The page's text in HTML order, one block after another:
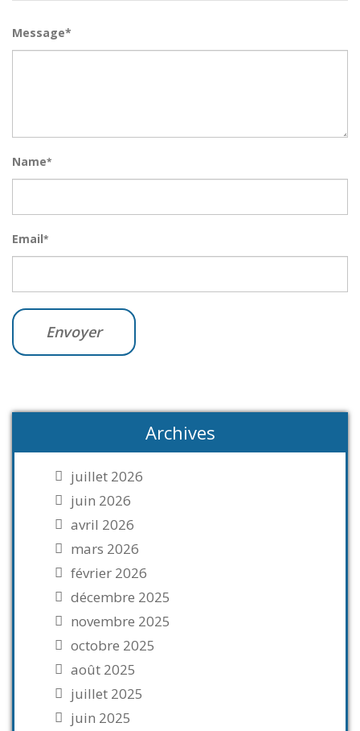
Message*
Name*
Email*
Archives
juillet 2026
juin 2026
avril 2026
mars 2026
février 2026
décembre 2025
novembre 2025
octobre 2025
août 2025
juillet 2025
juin 2025